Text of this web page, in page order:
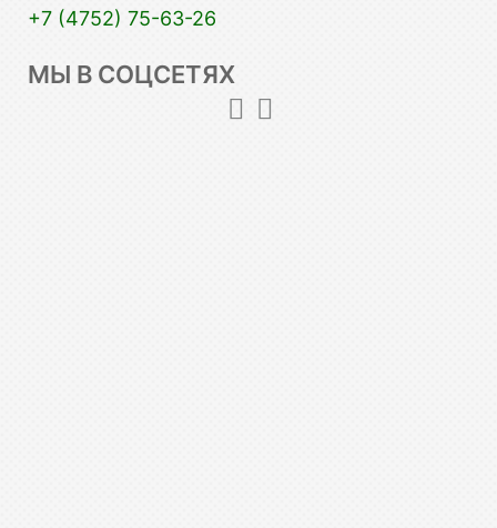
+7 (4752) 75-63-26
МЫ В СОЦСЕТЯХ